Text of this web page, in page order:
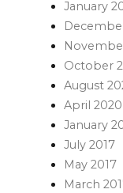
January
October
August
April 2020
January
July 2017
May 2017
March